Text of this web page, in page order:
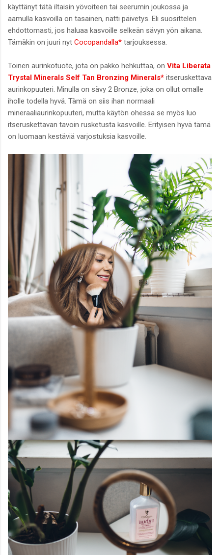
käyttänyt tätä iltaisin yövoiteen tai seerumin joukossa ja
aamulla kasvoilla on tasainen, nätti päivetys. Eli suosittelen
ehdottomasti, jos haluaa kasvoille selkeän sävyn yön aikana.
Tämäkin on juuri nyt Cocopandalla* tarjouksessa.
Toinen aurinkotuote, jota on pakko hehkuttaa, on Vita Liberata
Trystal Minerals Self Tan Bronzing Minerals* itseruskettava
aurinkopuuteri. Minulla on sävy 2 Bronze, joka on ollut omalle
iholle todella hyvä. Tämä on siis ihan normaali
mineraaliaurinkopuuteri, mutta käytön ohessa se myös luo
itseruskettavan tavoin rusketusta kasvoille. Erityisen hyvä tämä
on luomaan kestäviä varjostuksia kasvoille.